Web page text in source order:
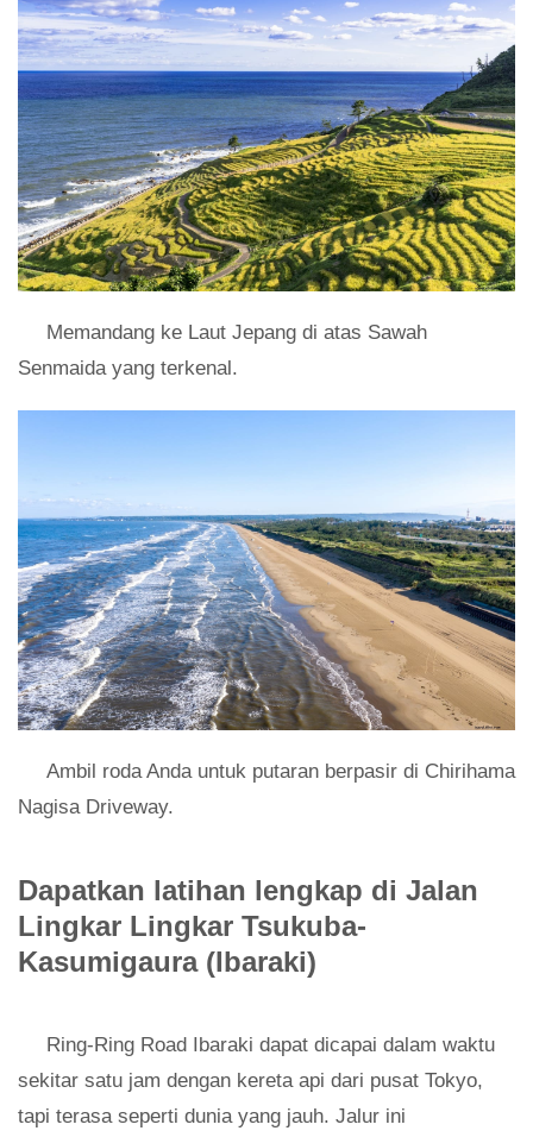
Memandang ke Laut Jepang di atas Sawah
Senmaida yang terkenal.
Ambil roda Anda untuk putaran berpasir di Chirihama
Nagisa Driveway.
Dapatkan latihan lengkap di Jalan
Lingkar Lingkar Tsukuba-
Kasumigaura (Ibaraki)
Ring-Ring Road Ibaraki dapat dicapai dalam waktu
sekitar satu jam dengan kereta api dari pusat Tokyo,
tapi terasa seperti dunia yang jauh. Jalur ini